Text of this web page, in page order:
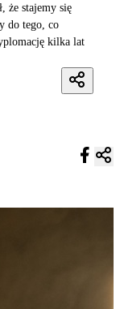
że stajemy się
do tego, co
kilka lat